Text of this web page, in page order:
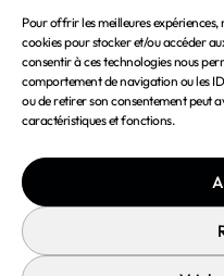
Pour offrir les meilleures expériences,
cookies pour stocker et/ou accéder
consentir à ces technologies nous
comportement de navigation ou les
ou de retirer son consentement peut
caractéristiques et fonctions.
Conditions
Conditions